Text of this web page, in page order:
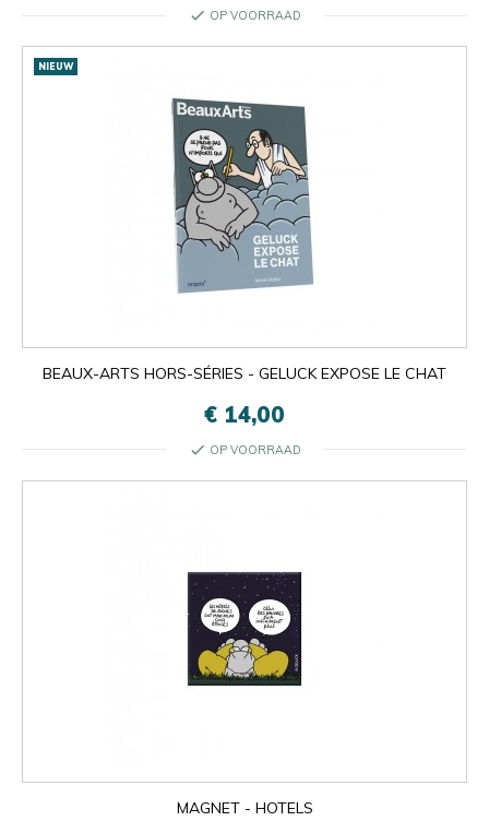
check OP VOORRAAD
NIEUW
BEAUX-ARTS HORS-SÉRIES - GELUCK EXPOSE LE CHAT
€ 14,00
check OP VOORRAAD
MAGNET - HOTELS